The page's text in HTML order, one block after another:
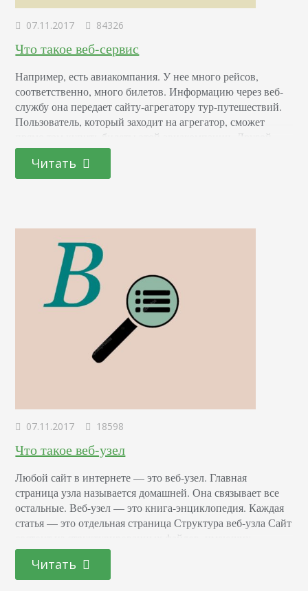
07.11.2017 84326
Что такое веб-сервис
Например, есть авиакомпания. У нее много рейсов,
соответственно, много билетов. Информацию через веб-
службу она передает сайту-агрегатору тур-путешествий.
Пользователь, который заходит на агрегатор, сможет
прямо там купить билеты этой авиакомпании. Другой
пример веб-сервисов — это сайт отслеживания погоды,
который содержит сведения о метеоусловиях в
конкретном городе или по стране в целом. Данная
Читать
07.11.2017 18598
Что такое веб-узел
Любой сайт в интернете — это веб-узел. Главная
страница узла называется домашней. Она связывает все
остальные. Веб-узел — это книга-энциклопедия. Каждая
статья — это отдельная страница Структура веб-узла Сайт
состоит из структурированных файлов, имеющих
иерархический вид, с главной страницей на вершине.
Чаще всего им соответствуют HTML-файлы, которым
присваиваются имя Default.htm или Index.htm. Страницы
Читать